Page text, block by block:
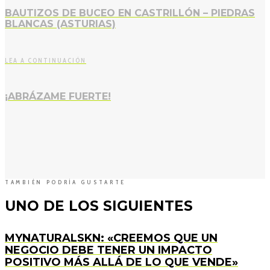
BAUTIZOS DE BUCEO EN CASTRILLÓN – PIEDRAS
BLANCAS (ASTURIAS)
LEA A CONTINUACIÓN
¡ABRÁZAME FUERTE!
TAMBIÉN PODRÍA GUSTARTE
UNO DE LOS SIGUIENTES
MYNATURALSKN: «CREEMOS QUE UN
NEGOCIO DEBE TENER UN IMPACTO
POSITIVO MÁS ALLÁ DE LO QUE VENDE»